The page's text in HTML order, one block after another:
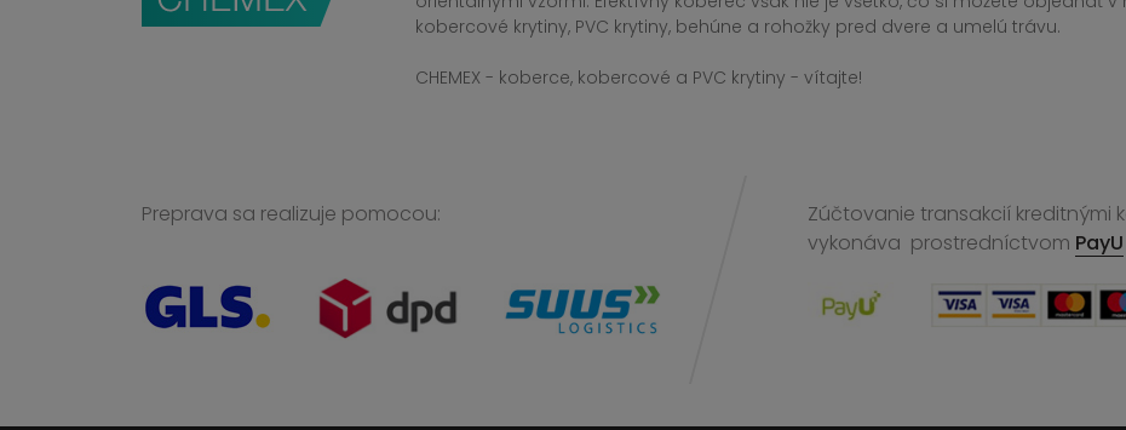
kobercové krytiny, PVC krytiny, behúne a rohožky pred dvere a umelú trávu.
CHEMEX - koberce, kobercové a PVC krytiny - vítajte!
Preprava sa realizuje pomocou:
Zúčtovanie transakcií kreditnými
vykonáva prostredníctvom PayU